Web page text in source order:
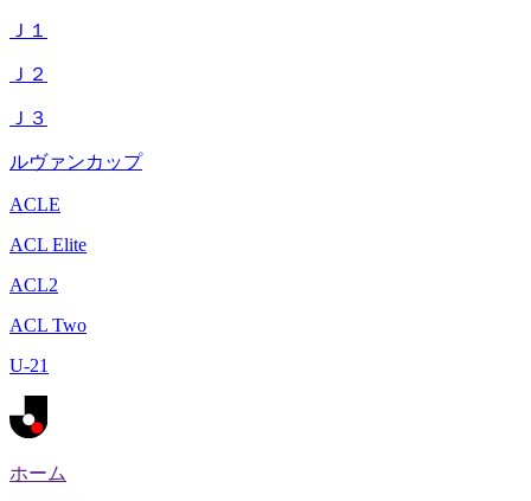
Ｊ１
Ｊ２
Ｊ３
ルヴァンカップ
ACLE
ACL Elite
ACL2
ACL Two
U-21
ホーム